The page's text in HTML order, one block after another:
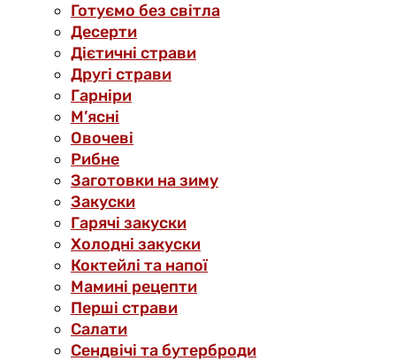
Готуємо без світла
Десерти
Дієтичні страви
Другі страви
Гарніри
М’ясні
Овочеві
Рибне
Заготовки на зиму
Закуски
Гарячі закуски
Холодні закуски
Коктейлі та напої
Мамині рецепти
Перші страви
Салати
Сендвічі та бутерброди